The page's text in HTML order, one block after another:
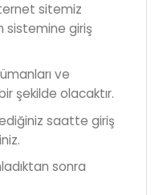
sitemiz
sistemine giriş
ve
şekilde olacaktır.
saatte giriş
sonra